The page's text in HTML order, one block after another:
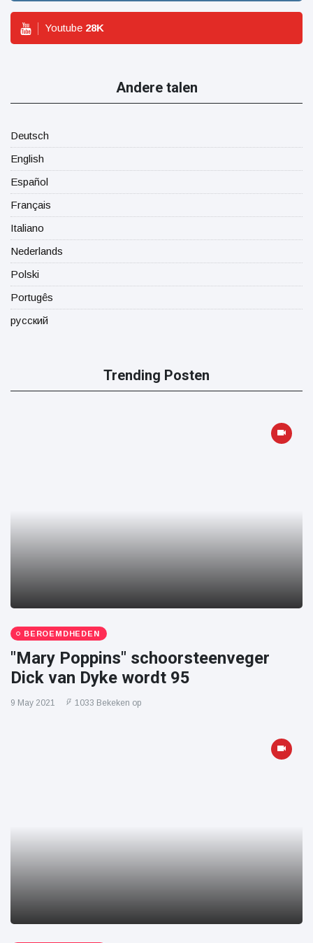
Youtube 28K
Andere talen
Deutsch
English
Español
Français
Italiano
Nederlands
Polski
Portugês
русский
Trending Posten
BEROEMDHEDEN
"Mary Poppins" schoorsteenveger
Dick van Dyke wordt 95
9 May 2021 1033 Bekeken op